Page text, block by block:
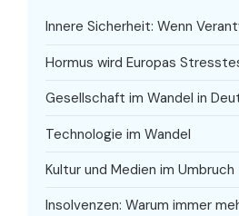
Innere Sicherheit: Wenn
Hormus wird Europas
Gesellschaft im Wandel in
Technologie im Wandel
Kultur und Medien im Umbruch
Insolvenzen: Warum immer